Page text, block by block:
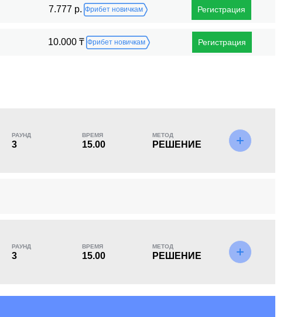
Поражения
0
(100%)
7.777 р. Фрибет новичкам Регистрация
10.000 ₸ Фрибет новичкам Регистрация
РАУНД
3
ВРЕМЯ
15.00
МЕТОД
РЕШЕНИЕ
РАУНД
3
ВРЕМЯ
15.00
МЕТОД
РЕШЕНИЕ